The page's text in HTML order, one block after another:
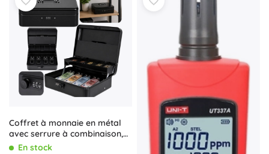
Coffret à monnaie en métal
avec serrure à combinaison,
noirEn stock